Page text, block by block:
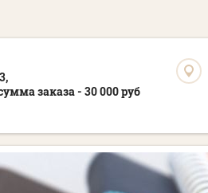
заказа - 30 000 руб